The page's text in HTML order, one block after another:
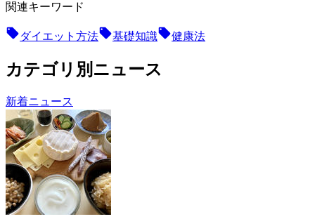
関連キーワード
ダイエット方法 基礎知識 健康法
カテゴリ別ニュース
新着ニュース